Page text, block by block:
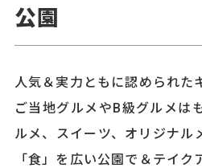
公園
人気＆実力ともに認められた
ご当地グルメやB級グルメは
ルメ、スイーツ、オリジナル
「食」を広い公園で＆テイ